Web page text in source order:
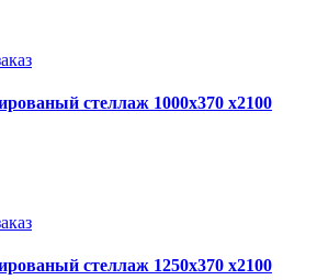
стеллаж 1000х370 х2100
стеллаж 1250х370 х2100